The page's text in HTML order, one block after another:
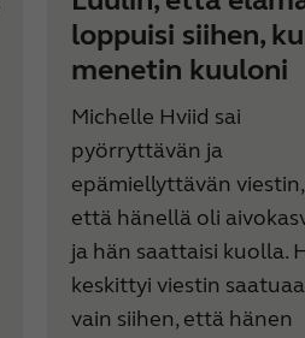
loppuisi siihen,
menetin kuuloni
Michelle Hviid sai
pyörryttävän ja
epämiellyttävän viestin,
että hänellä oli
ja hän saattaisi kuolla.
keskittyi viestin
vain siihen, että hänen